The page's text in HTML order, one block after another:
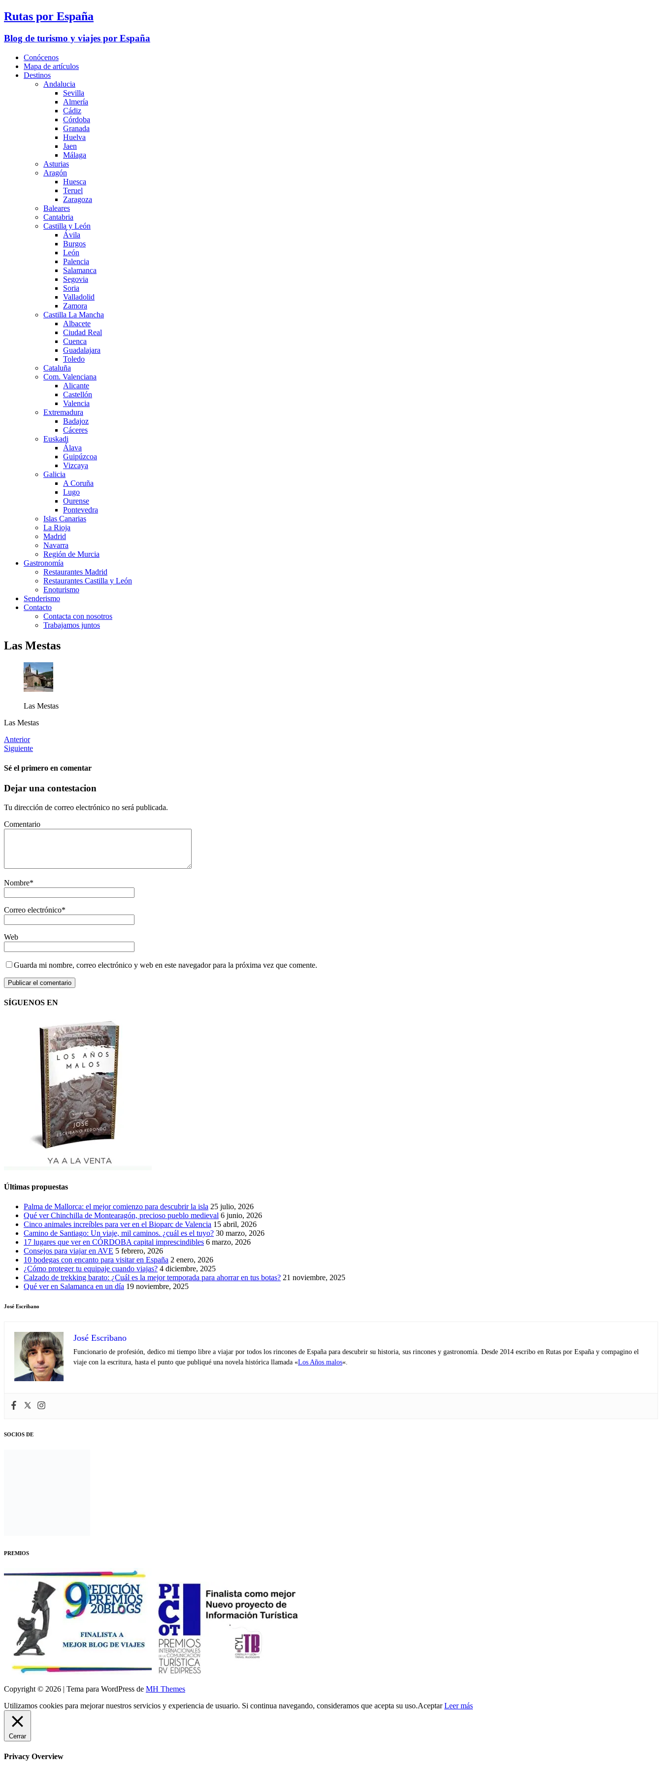
Rutas por España
Blog de turismo y viajes por España
Conócenos
Mapa de artículos
Destinos
Andalucia
Sevilla
Almería
Cádiz
Córdoba
Granada
Huelva
Jaen
Málaga
Asturias
Aragón
Huesca
Teruel
Zaragoza
Baleares
Cantabria
Castilla y León
Ávila
Burgos
León
Palencia
Salamanca
Segovia
Soria
Valladolid
Zamora
Castilla La Mancha
Albacete
Ciudad Real
Cuenca
Guadalajara
Toledo
Cataluña
Com. Valenciana
Alicante
Castellón
Valencia
Extremadura
Badajoz
Cáceres
Euskadi
Álava
Guipúzcoa
Vizcaya
Galicia
A Coruña
Lugo
Ourense
Pontevedra
Islas Canarias
La Rioja
Madrid
Navarra
Región de Murcia
Gastronomía
Restaurantes Madrid
Restaurantes Castilla y León
Enoturismo
Senderismo
Contacto
Contacta con nosotros
Trabajamos juntos
Las Mestas
Las Mestas
Las Mestas
Anterior
Siguiente
Sé el primero en comentar
Dejar una contestacion
Tu dirección de correo electrónico no será publicada.
Comentario
Nombre*
Correo electrónico*
Web
Guarda mi nombre, correo electrónico y web en este navegador para la próxima vez que comente.
SÍGUENOS EN
Últimas propuestas
Palma de Mallorca: el mejor comienzo para descubrir la isla 25 julio, 2026
Qué ver Chinchilla de Montearagón, precioso pueblo medieval 6 junio, 2026
Cinco animales increíbles para ver en el Bioparc de Valencia 15 abril, 2026
Camino de Santiago: Un viaje, mil caminos. ¿cuál es el tuyo? 30 marzo, 2026
17 lugares que ver en CÓRDOBA capital imprescindibles 6 marzo, 2026
Consejos para viajar en AVE 5 febrero, 2026
10 bodegas con encanto para visitar en España 2 enero, 2026
¿Cómo proteger tu equipaje cuando viajas? 4 diciembre, 2025
Calzado de trekking barato: ¿Cuál es la mejor temporada para ahorrar en tus botas? 21 noviembre, 2025
Qué ver en Salamanca en un día 19 noviembre, 2025
José Escribano
José Escribano
Funcionario de profesión, dedico mi tiempo libre a viajar por todos los rincones de España para descubrir su historia, sus rincones y gastronomía. Desde 2014 escribo en Rutas por España y compagino el
viaje con la escritura, hasta el punto que publiqué una novela histórica llamada «Los Años malos«.
SOCIOS DE
PREMIOS
Copyright © 2026 | Tema para WordPress de MH Themes
Utilizamos cookies para mejorar nuestros servicios y experiencia de usuario. Si continua navegando, consideramos que acepta su uso.Aceptar Leer más
Cerrar
Privacy Overview